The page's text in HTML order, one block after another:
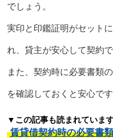
でしょう。
実印と印鑑証明がセット
れ、貸主が安心して契約
また、契約時に必要書類
を確認しておくと安心です
▼この記事も読まれていま
賃貸借契約時の必要書